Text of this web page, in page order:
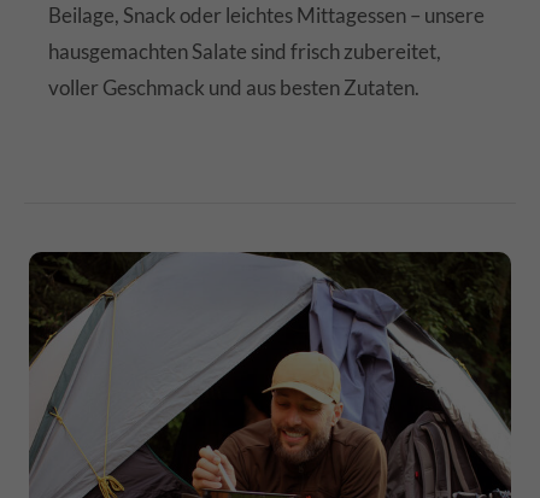
Beilage, Snack oder leichtes Mittagessen – unsere
hausgemachten Salate sind frisch zubereitet,
voller Geschmack und aus besten Zutaten.